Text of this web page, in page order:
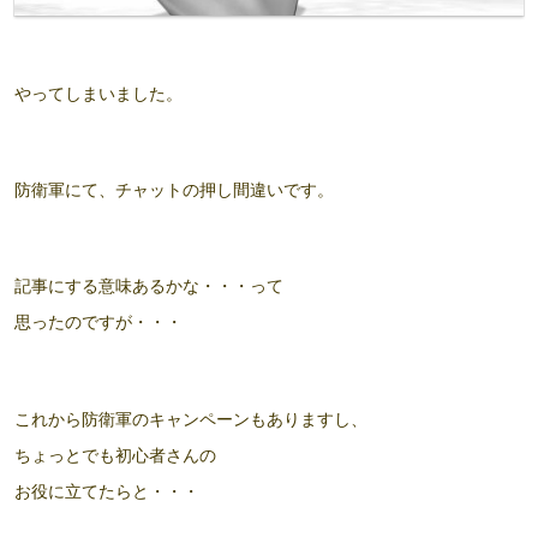
やってしまいました。
防衛軍にて、 チャットの押し間違いです。
記事にする意味あるかな・・・って
思ったのですが・・・
これから防衛軍のキャンペーンもありますし、
ちょっとでも初心者さんの
お役に立てたらと・・・